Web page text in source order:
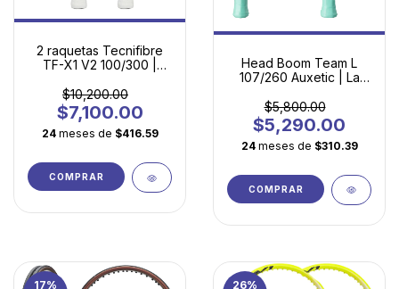
2 raquetas Tecnifibre
TF-X1 V2 100/300 |
Máximo Confort
$10,200.00
$7,100.00
24 meses de $416.59
COMPRAR
Head Boom Team L
107/260 Auxetic | La
Principiantes
$5,800.00
$5,290.00
24 meses de $310.39
COMPRAR
17%
26%